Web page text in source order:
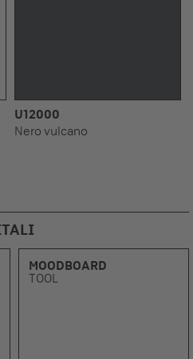
U12000
Nero vulcano
MOODBOARD
TOOL